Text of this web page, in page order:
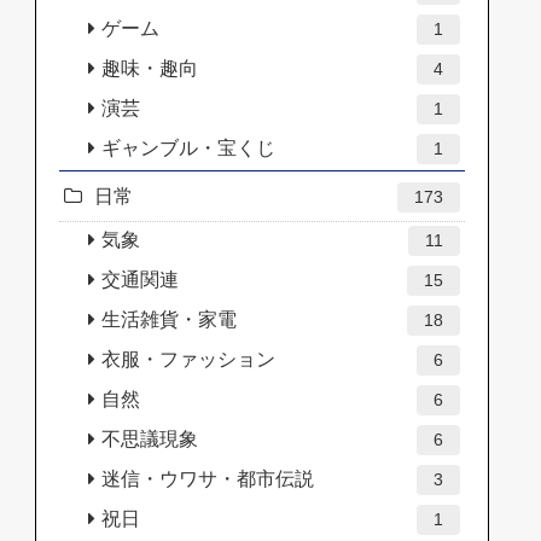
ゲーム 1
趣味・趣向 4
演芸 1
ギャンブル・宝くじ 1
日常 173
気象 11
交通関連 15
生活雑貨・家電 18
衣服・ファッション 6
自然 6
不思議現象 6
迷信・ウワサ・都市伝説 3
祝日 1